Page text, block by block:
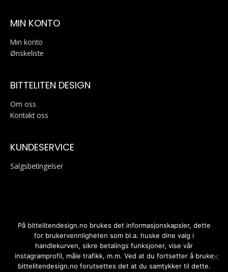
MIN KONTO
Min konto
Ønskeliste
BITTELITEN DESIGN
Om oss
Kontakt oss
KUNDESERVICE
Salgsbetingelser
Personvernerklæring
Kopirett © 2026Bitteliten Design| Bygd avGartit Creative
På bittelitendesign.no brukes det informasjonskapsler, dette
for brukervennligheten som bl.a. huske dine valg i
handlekurven, sikre betalings funksjoner, vise vår
instagramprofil, måle trafikk, m.m. Ved at du fortsetter å bruke
bittelitendesign.no forutsettes det at du samtykker til dette.